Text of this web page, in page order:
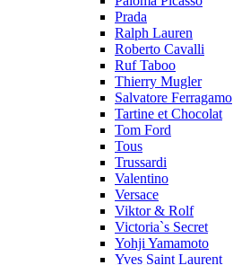
Prada
Ralph Lauren
Roberto Cavalli
Ruf Taboo
Thierry Mugler
Salvatore Ferragamo
Tartine et Chocolat
Tom Ford
Tous
Trussardi
Valentino
Versace
Viktor & Rolf
Victoria`s Secret
Yohji Yamamoto
Yves Saint Laurent